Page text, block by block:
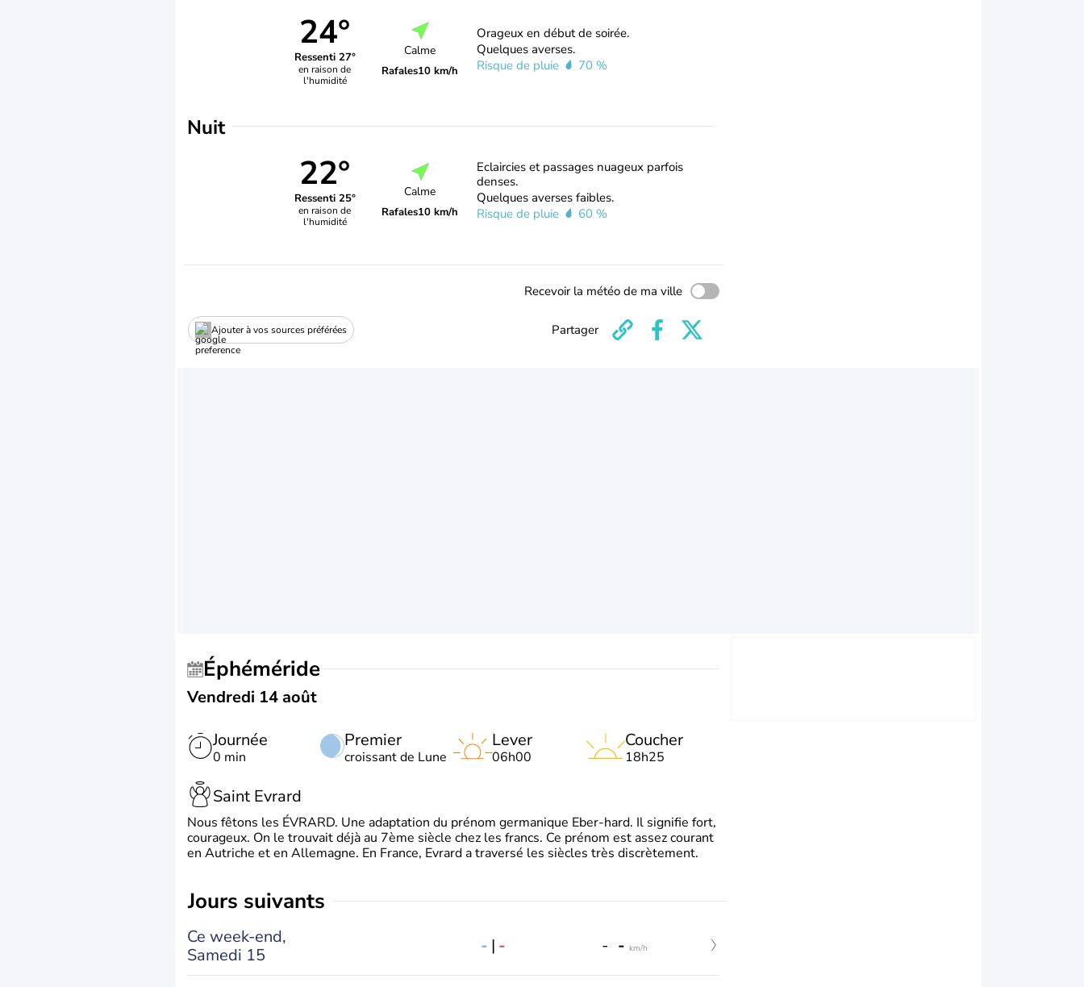
24°
Ressenti 27°
en raison de
l'humidité
Calme
Rafales10 km/h
Orageux en début de soirée.
Quelques averses.
Risque de pluie
70 %
Nuit
22°
Ressenti 25°
en raison de
l'humidité
Calme
Rafales10 km/h
Eclaircies et passages nuageux parfois
denses.
Quelques averses faibles.
Risque de pluie
60 %
Recevoir la météo de ma ville
Ajouter à vos sources préférées Partager
Éphéméride
Vendredi 14 août
Journée
0 min
Premier
croissant de Lune
Lever
06h00
Coucher
18h25
Saint Evrard
Nous fêtons les ÉVRARD. Une adaptation du prénom germanique Eber-hard. Il signifie fort,
courageux. On le trouvait déjà au 7ème siècle chez les francs. Ce prénom est assez courant
en Autriche et en Allemagne. En France, Evrard a traversé les siècles très discrètement.
jours suivants
Ce week-end,
Samedi 15
- | - - - km/h